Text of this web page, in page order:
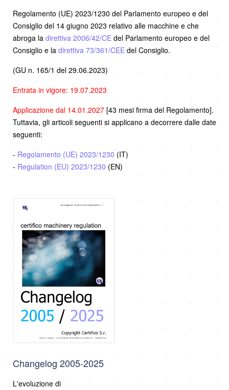
Regolamento (UE) 2023/1230 del Parlamento europeo e del
Consiglio del 14 giugno 2023 relativo alle macchine e che
abroga la direttiva 2006/42/CE del Parlamento europeo e del
Consiglio e la direttiva 73/361/CEE del Consiglio.
(GU n. 165/1 del 29.06.2023)
Entrata in vigore: 19.07.2023
Applicazione dal 14.01.2027 [43 mesi firma del Regolamento].
Tuttavia, gli articoli seguenti si applicano a decorrere dalle date
seguenti:
- Regolamento (UE) 2023/1230 (IT)
- Regulation (EU) 2023/1230 (EN)
Changelog 2005-2025
L'evoluzione di